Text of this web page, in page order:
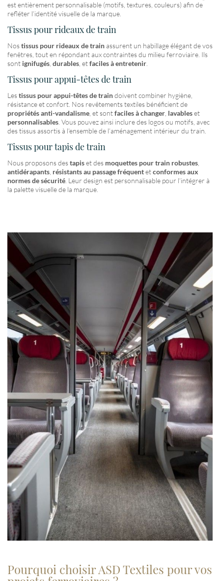
est entièrement personnalisable (motifs, textures, couleurs) afin de
refléter l’identité visuelle de la marque.
Tissus pour rideaux de train
Nostissus pour rideaux de trainassurent un habillage élégant de vos
fenêtres, tout en répondant aux contraintes du milieu ferroviaire. Ils
sont ignifugés durables , etfaciles à entretenir
Tissus pour appui-têtes de train
Lestissus pour appui-têtes de traindoivent combiner hygiène,
résistance et confort. Nos revêtements textiles bénéficient de
propriétés anti-vandalisme , et sontfaciles à changer lavableset
personnalisables . Vous pouvez ainsi inclure des logos ou motifs, avec
des tissus assortis à l’ensemble de l’aménagement intérieur du train.
Tissus pour tapis de train
Nous proposons destapiset des moquettes pour train robustes
antidérapants résistants au passage fréquentetconformes aux
normes de sécurité . Leur design est personnalisable pour l’intégrer à
la palette visuelle de la marque.
Pourquoi choisir ASD Textiles pour vos